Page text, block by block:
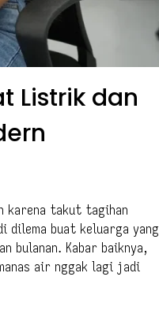
Listrik dan
karena takut tagihan
buat keluarga yang
bulanan. Kabar baiknya,
air nggak lagi jadi